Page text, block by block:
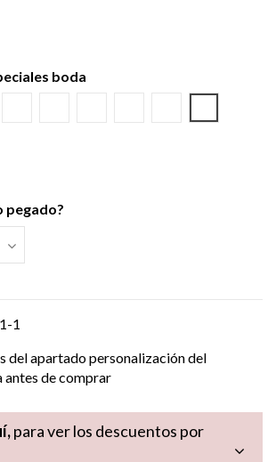
boda
pegado?
1
del apartado personalización del
de comprar
para ver los descuentos por